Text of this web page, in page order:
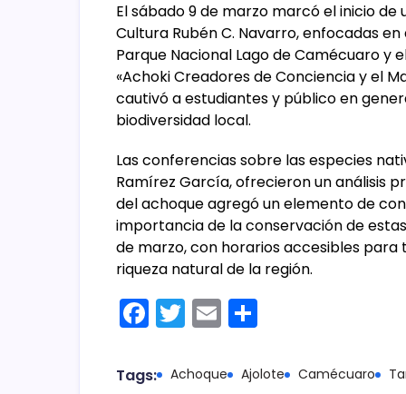
El sábado 9 de marzo marcó el inicio
Cultura Rubén C. Navarro, enfocadas
Parque Nacional Lago de Camécuaro y
«Achoki Creadores de Conciencia y el
cautivó a estudiantes y público en
biodiversidad local.
Las conferencias sobre las especies
Ramírez García, ofrecieron un análisis
del achoque agregó un elemento de
importancia de la conservación de
de marzo, con horarios accesibles
riqueza natural de la región.
F
a
c
T
w
itt
E
m
ai m
Tags: Achoque Ajolote Camécuaro